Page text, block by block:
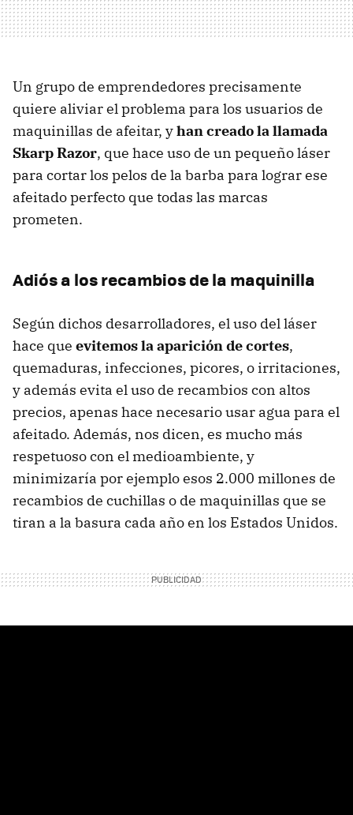
Un grupo de emprendedores precisamente
quiere aliviar el problema para los usuarios de
maquinillas de afeitar, yhan creado la llamada
Skarp Razor, que hace uso de un pequeño láser
para cortar los pelos de la barba para lograr ese
afeitado perfecto que todas las marcas
prometen.
Adiós a los recambios de la maquinilla
Según dichos desarrolladores, el uso del láser
hace que evitemos la aparición de cortes,
quemaduras, infecciones, picores, o irritaciones,
y además evita el uso de recambios con altos
precios, apenas hace necesario usar agua para el
afeitado. Además, nos dicen, es mucho más
respetuoso con el medioambiente, y
minimizaría por ejemplo esos 2.000 millones de
recambios de cuchillas o de maquinillas que se
tiran a la basura cada año en los Estados Unidos.